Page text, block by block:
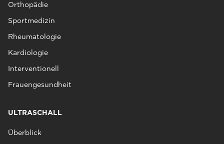
Orthopädie
Sportmedizin
Rheumatologie
Kardiologie
Interventionell
Frauengesundheit
ULTRASCHALL
Überblick